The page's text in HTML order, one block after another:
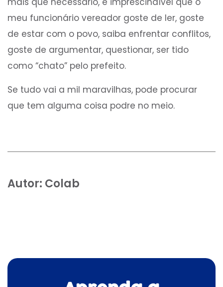
meu funcionário vereador goste de ler, goste
de estar com o povo, saiba enfrentar conflitos,
goste de argumentar, questionar, ser tido
como “chato” pelo prefeito.
Se tudo vai a mil maravilhas, pode procurar
que tem alguma coisa podre no meio.
Autor: Colab